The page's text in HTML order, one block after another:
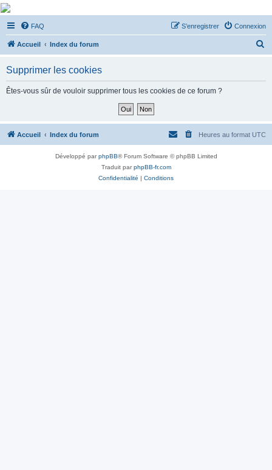
De Musicae Militari -
Forums
Forums de discussions
FAQ Connexion
S’enregistrer
Accueil Index du forum
h
Supprimer les cookies
Êtes-vous sûr de vouloir supprimer tous les cookies de ce forum ?
Accueil Index du forum Heures au format UTC
Développé parphpBB® Forum Software © phpBB Limited
Traduit parphpBB-fr.com
Confidentialité | Conditions